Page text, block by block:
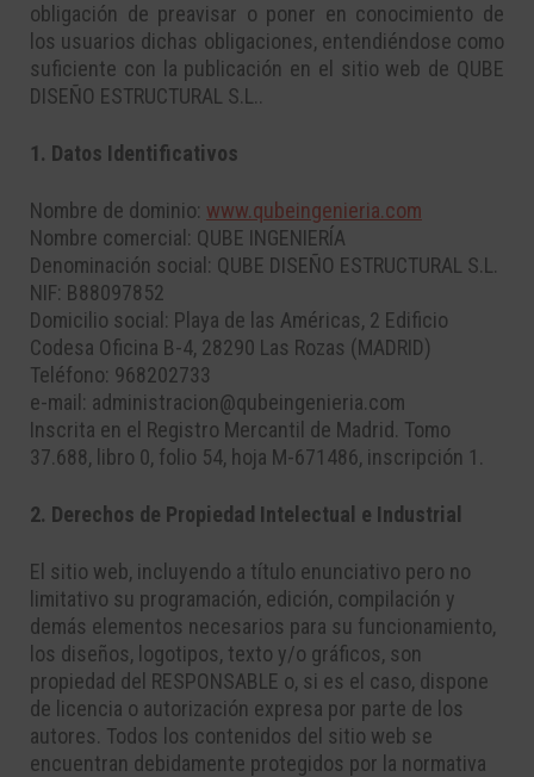
obligación de preavisar o poner en conocimiento de
los usuarios dichas obligaciones, entendiéndose como
suficiente con la publicación en el sitio web de QUBE
DISEÑO ESTRUCTURAL S.L..
1. Datos Identificativos
Nombre de dominio: www.qubeingenieria.com
Nombre comercial: QUBE INGENIERÍA
Denominación social: QUBE DISEÑO ESTRUCTURAL S.L.
NIF: B88097852
Domicilio social: Playa de las Américas, 2 Edificio
Codesa Oficina B-4, 28290 Las Rozas (MADRID)
Teléfono: 968202733
e-mail: administracion@qubeingenieria.com
Inscrita en el Registro Mercantil de Madrid. Tomo
37.688, libro 0, folio 54, hoja M-671486, inscripción 1.
2. Derechos de Propiedad Intelectual e Industrial
El sitio web, incluyendo a título enunciativo pero no
limitativo su programación, edición, compilación y
demás elementos necesarios para su funcionamiento,
los diseños, logotipos, texto y/o gráficos, son
propiedad del RESPONSABLE o, si es el caso, dispone
de licencia o autorización expresa por parte de los
autores. Todos los contenidos del sitio web se
encuentran debidamente protegidos por la normativa